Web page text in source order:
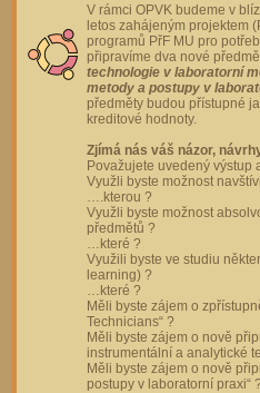
V rámci OPVK budeme v
letos zahájeným projektem
programů PřF MU pro
připravíme dva nové
technologie v laboratorní
metody a postupy v
předměty budou přístupné
kreditové hodnoty.
Zjímá nás váš názor,
Považujete uvedený
Využli byste možnost
….kterou ?
Využli byste možnost
předmětů ?
…které ?
Využili byste ve studiu
learning) ?
…které ?
Měli byste zájem o
Technicians“ ?
Měli byste zájem o nově
instrumentální a analytické
Měli byste zájem o nově
postupy v laboratorní praxi“ ?